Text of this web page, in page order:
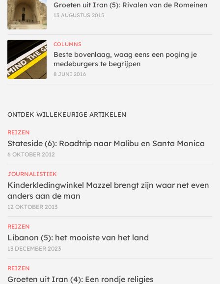
Groeten uit Iran (5): Rivalen van de Romeinen
13 AUGUSTUS 2015
COLUMNS
Beste bovenlaag, waag eens een poging je
medeburgers te begrijpen
8 JUNI 2016
ONTDEK WILLEKEURIGE ARTIKELEN
REIZEN
Stateside (6): Roadtrip naar Malibu en Santa Monica
6 OKTOBER 2012
JOURNALISTIEK
Kinderkledingwinkel Mazzel brengt zijn waar net even
anders aan de man
12 OKTOBER 2013
REIZEN
Libanon (5): het mooiste van het land
13 DECEMBER 2023
REIZEN
Groeten uit Iran (4): Een rondje religies